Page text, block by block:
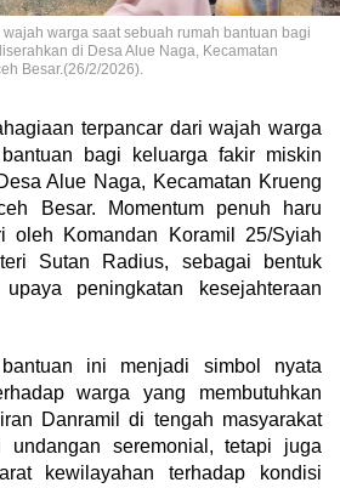
warga saat sebuah rumah bantuan bagi
di Desa Alue Naga, Kecamatan
Besar.(26/2/2026).
terpancar dari wajah warga
bagi keluarga fakir miskin
Alue Naga, Kecamatan Krueng
Besar. Momentum penuh haru
oleh Komandan Koramil 25/Syiah
Sutan Radius, sebagai bentuk
peningkatan kesejahteraan
ini menjadi simbol nyata
warga yang membutuhkan
Danramil di tengah masyarakat
undangan seremonial, tetapi juga
kewilayahan terhadap kondisi